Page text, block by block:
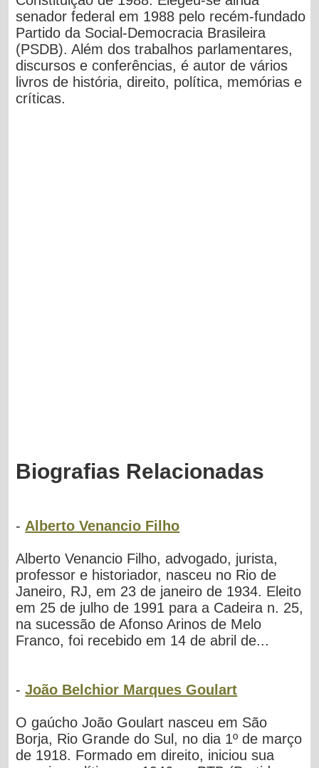
senador federal em 1988 pelo recém-fundado
Partido da Social-Democracia Brasileira
(PSDB). Além dos trabalhos parlamentares,
discursos e conferências, é autor de vários
livros de história, direito, política, memórias e
críticas.
Biografias Relacionadas
- Alberto Venancio Filho
Alberto Venancio Filho, advogado, jurista,
professor e historiador, nasceu no Rio de
Janeiro, RJ, em 23 de janeiro de 1934. Eleito
em 25 de julho de 1991 para a Cadeira n. 25,
na sucessão de Afonso Arinos de Melo
Franco, foi recebido em 14 de abril de...
-João Belchior Marques Goulart
O gaúcho João Goulart nasceu em São
Borja, Rio Grande do Sul, no dia 1º de março
de 1918. Formado em direito, iniciou sua